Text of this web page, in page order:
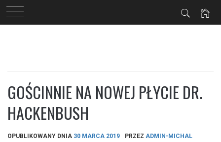
GOŚCINNIE NA NOWEJ PŁYCIE DR.
HACKENBUSH
OPUBLIKOWANY DNIA 30 MARCA 2019 PRZEZ ADMIN-MICHAL